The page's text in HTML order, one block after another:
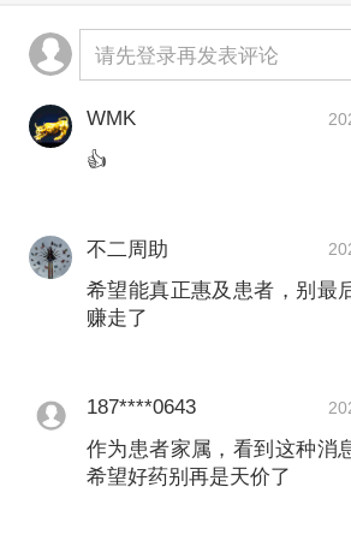
进行差异化价格管理：在
允许市场自由定价；再通
品目录谈判（即“国谈”）进
准入和支付标准制定；
争情况等开展续约调价；
期的成熟品种逐步纳入集
续推动药品价格监测与治理
创新药行业所期待的“价格
指与支付方的谈判价格实
实际交易价格不等同于谈判
请先登录再发表评论
WMK
👍
不二周助
希望能真正惠及患者，别最
赚走了
187****0643
作为患者家属，看到这种消
希望好药别再是天价了